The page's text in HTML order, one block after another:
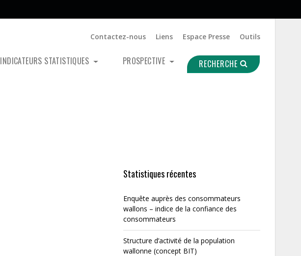
Contactez-nous Liens Espace Presse Outils
INDICATEURS STATISTIQUES PROSPECTIVE RECHERCHE
Statistiques récentes
Enquête auprès des consommateurs
wallons – indice de la confiance des
consommateurs
Structure d’activité de la population
wallonne (concept BIT)